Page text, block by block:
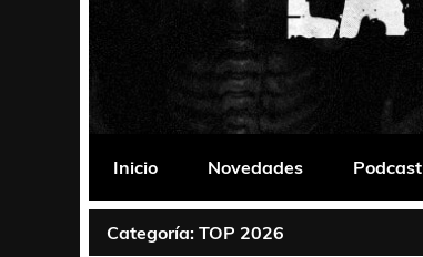
La Habitación 235
Inicio
Novedades Podcast
Categoría: TOP 2026